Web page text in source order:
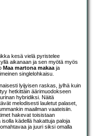
kesä vielä pyristelee
aikanaan ja sen myötä myös
Maa martona makaa ja
singlelohkaisu.
lyijyisen raskas, jylhä kuin
hetkittäin äärimuodokseen
hybridiksi. Näitä
melodisesti lauletut palaset,
maailman vaateisiin.
hakevat toisistaan
kädellä hakattuja paloja
ja juuri siksi omalla